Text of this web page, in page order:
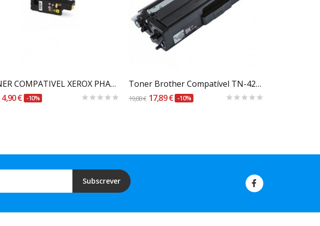
TONER COMPATIVEL XEROX PHASER 6000/6010 AMARELO...
4,90 € -10%
Toner Brother Compatível TN-421 / TN-423 /...
19,88 € 17,89 € -10%
Subscrever